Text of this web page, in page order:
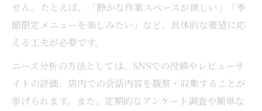
せん。たとえば、「静かな作業スペースが欲しい」「季
節限定メニューを楽しみたい」など、具体的な要望に応
える工夫が必要です。
ニーズ分析の方法としては、SNSでの投稿やレビューサ
イトの評価、店内での会話内容を観察・収集することが
挙げられます。また、定期的なアンケート調査や簡単な